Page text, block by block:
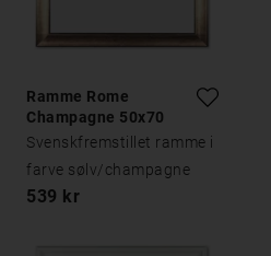
Ramme Rome
Champagne 50x70
Svenskfremstillet ramme i
farve sølv/champagne
539 kr